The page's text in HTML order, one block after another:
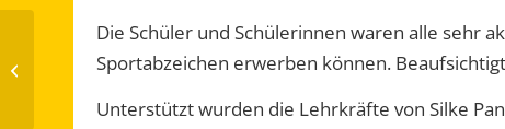
Die Schüler und Schülerinnen waren alle sehr
Sportabzeichen erwerben können.
Unterstützt wurden die Lehrkräfte von Silke
Umweltmentorinnen
Schlossbergschule